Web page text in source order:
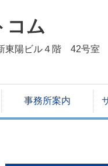
コム
東陽ビル４階 42号室
事務所案内